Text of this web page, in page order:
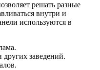
решать разные
внутри и
используются в
заведений.